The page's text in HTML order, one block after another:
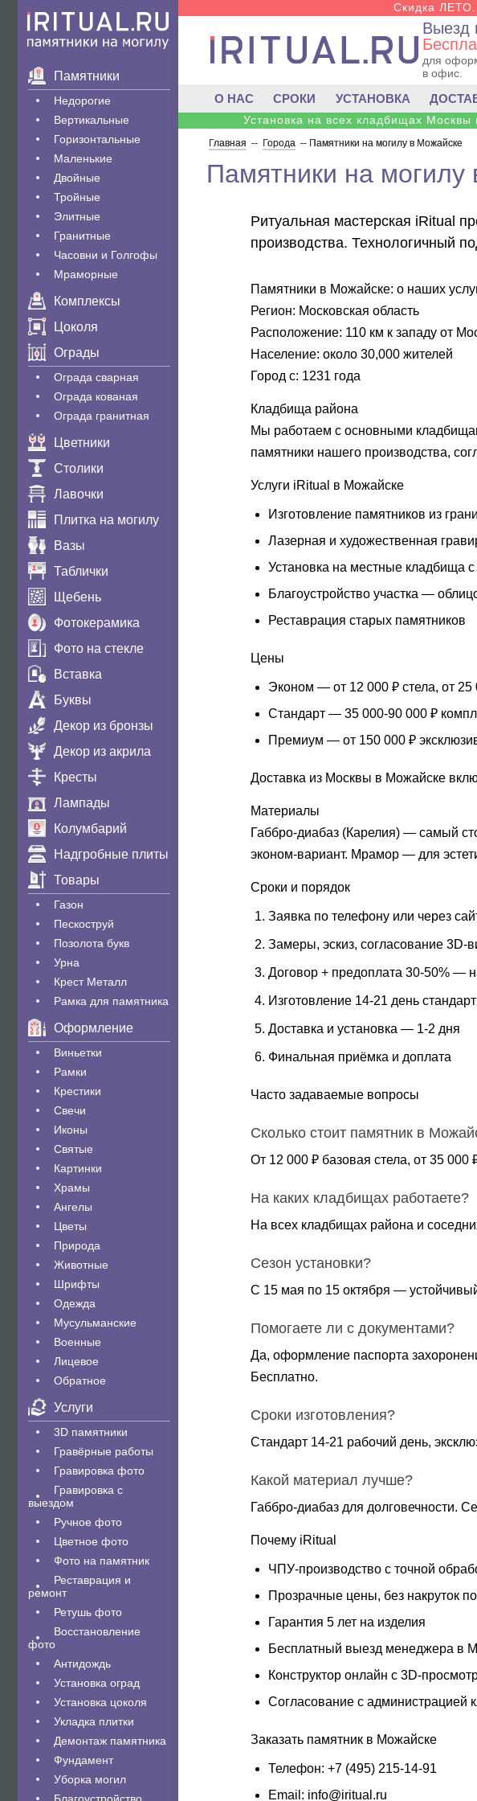
Памятники
Недорогие
Вертикальные
Горизонтальные
Маленькие
Двойные
Тройные
Элитные
Гранитные
Часовни и Голгофы
Мраморные
Комплексы
Цоколя
Ограды
Ограда сварная
Ограда кованая
Ограда гранитная
Цветники
Столики
Лавочки
Плитка на могилу
Вазы
Таблички
Щебень
Фотокерамика
Фото на стекле
Вставка
Буквы
Декор из бронзы
Декор из акрила
Кресты
Лампады
Колумбарий
Надгробные плиты
Товары
Газон
Пескоструй
Позолота букв
Урна
Крест Металл
Рамка для памятника
Оформление
Виньетки
Рамки
Крестики
Свечи
Иконы
Святые
Картинки
Храмы
Ангелы
Цветы
Природа
Животные
Шрифты
Одежда
Мусульманские
Военные
Лицевое
Обратное
Услуги
3D памятники
Гравëрные работы
Гравировка фото
Гравировка с
выездом
Ручное фото
Цветное фото
Фото на памятник
Реставрация и
ремонт
Ретушь фото
Восстановление
фото
Антидождь
Установка оград
Установка цоколя
Укладка плитки
Демонтаж памятника
Фундамент
Уборка могил
Скидка ЛЕТО.
Выезд
для
в офис.
О НАС СРОКИ УСТАНОВКА
Установка на всех кладбищах Москвы
Главная -- Города -- Памятники на могилу в Можайске
Памятники на могилу
Ритуальная мастерская iRitual
производства. Технологичный
Памятники в Можайске: о наших
Регион: Московская область
Расположение: 110 км к западу от
Население: около 30,000 жителей
Город с: 1231 года
Кладбища района
Мы работаем с основными
памятники нашего производства,
Услуги iRitual в Можайске
Изготовление памятников из
Лазерная и художественная
Установка на местные кладбища
Благоустройство участка —
Реставрация старых памятников
Цены
Эконом — от 12 000 ₽ стела, от 25
Стандарт — 35 000-90 000 ₽
Премиум — от 150 000 ₽
Доставка из Москвы в Можайске
Материалы
Габбро-диабаз (Карелия) — самый
эконом-вариант. Мрамор — для
Сроки и порядок
Заявка по телефону или через
Замеры, эскиз, согласование 3D-
Договор + предоплата 30-50% —
Изготовление 14-21 день
Доставка и установка — 1-2 дня
Финальная приёмка и доплата
Часто задаваемые вопросы
Сколько стоит памятник в
От 12 000 ₽ базовая стела, от 35 000
На каких кладбищах работаете?
На всех кладбищах района и
Сезон установки?
С 15 мая по 15 октября —
Помогаете ли с документами?
Да, оформление паспорта
Бесплатно.
Сроки изготовления?
Стандарт 14-21 рабочий день,
Какой материал лучше?
Габбро-диабаз для долговечности.
Почему iRitual
ЧПУ-производство с точной
Прозрачные цены, без накруток
Гарантия 5 лет на изделия
Бесплатный выезд менеджера в
Конструктор онлайн с 3D-
Согласование с
Заказать памятник в Можайске
Телефон: +7 (495) 215-14-91
Email: info@iritual.ru